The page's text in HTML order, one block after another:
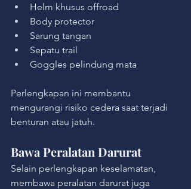
Helm khusus offroad
Body protector
Sarung tangan
Sepatu trail
Goggles pelindung mata
Perlengkapan ini membantu
mengurangi risiko cedera saat terjadi
benturan atau jatuh.
Bawa Peralatan Darurat
Selain perlengkapan keselamatan,
membawa peralatan darurat juga